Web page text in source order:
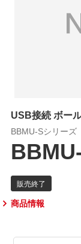
USB接続 ボー
BBMU-Sシリーズ
商品情報